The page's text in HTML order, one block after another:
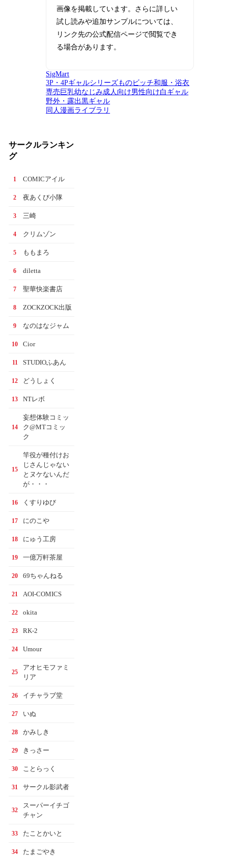
画像を掲載しています。さらに詳しい
試し読みや追加サンプルについては、
リンク先の公式配信ページで閲覧でき
る場合があります。
SigMart
3P・4Pギャルシリーズものビッチ和服・浴衣
専売 巨乳幼なじみ成人向け男性向け白ギャル
野外・露出黒ギャル
同人漫画ライブラリ
サークルランキン
グ
1 COMICアイル
2 夜あくび小隊
3 三崎
4 クリムゾン
5 ももまろ
6 diletta
7 聖華快楽書店
8 ZOCKZOCK出版
9 なのはなジャム
10 Cior
11 STUDIOふあん
12 どうしょく
13 NTレボ
14
妄想体験コミッ
ク@MTコミッ
ク
15
竿役が種付けお
じさんじゃない
とヌケないんだ
が・・・
16 くすりゆび
17 にのこや
18 にゅう工房
19 一億万軒茶屋
20 69ちゃんねる
21 AOI-COMICS
22 okita
23 RK-2
24 Umour
25
アオヒモファミ
リア
26 イチャラブ堂
27 いぬ
28 かみしき
29 きっさー
30 ことらっく
31 サークル影武者
32
スーパーイチゴ
チャン
33 たことかいと
34 たまごやき